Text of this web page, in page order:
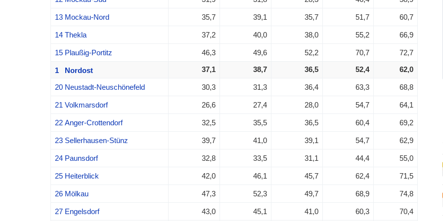
13 Mockau-Nord 35,7 39,1 35,7 51,7 60,7
14 Thekla 37,2 40,0 38,0 55,2 66,9
15 Plaußig-Portitz 46,3 49,6 52,2 70,7 72,7
1 Nordost 37,1 38,7 36,5 52,4 62,0
20 Neustadt-Neuschönefeld 30,3 31,3 36,4 63,3 68,8
21 Volkmarsdorf 26,6 27,4 28,0 54,7 64,1
22 Anger-Crottendorf 32,5 35,5 36,5 60,4 69,2
23 Sellerhausen-Stünz 39,7 41,0 39,1 54,7 62,9
24 Paunsdorf 32,8 33,5 31,1 44,4 55,0
25 Heiterblick 42,0 46,1 45,7 62,4 71,5
26 Mölkau 47,3 52,3 49,7 68,9 74,8
27 Engelsdorf 43,0 45,1 41,0 60,3 70,4